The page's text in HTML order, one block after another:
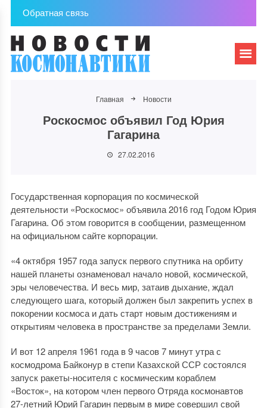
Обратная связь
Главная Новости
Роскосмос объявил Год Юрия
Гагарина
27.02.2016
Государственная корпорация по космической
деятельности «Роскосмос» объявила 2016 год Годом Юрия
Гагарина. Об этом говорится в сообщении, размещенном
на официальном сайте корпорации.
«4 октября 1957 года запуск первого спутника на орбиту
нашей планеты ознаменовал начало новой, космической,
эры человечества. И весь мир, затаив дыхание, ждал
следующего шага, который должен был закрепить успех в
покорении космоса и дать старт новым достижениям и
открытиям человека в пространстве за пределами Земли.
И вот 12 апреля 1961 года в 9 часов 7 минут утра с
космодрома Байконур в степи Казахской ССР состоялся
запуск ракеты-носителя с космическим кораблем
«Восток», на котором член первого Отряда космонавтов
27-летний Юрий Гагарин первым в мире совершил свой